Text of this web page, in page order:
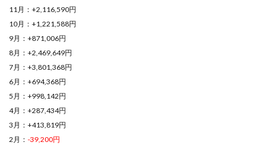
11月：+2,116,590円
10月：+1,221,588円
9月：+871,006円
8月：+2,469,649円
7月：+3,801,368円
6月：+694,368円
5月：+998,142円
4月：+287,434円
3月：+413,819円
2月： -39,200円